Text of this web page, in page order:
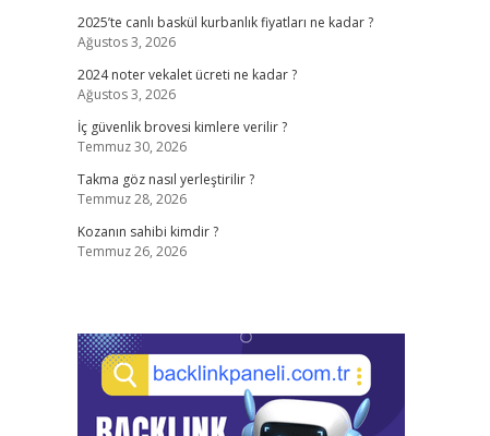
2025’te canlı baskül kurbanlık fiyatları ne kadar ?
Ağustos 3, 2026
2024 noter vekalet ücreti ne kadar ?
Ağustos 3, 2026
İç güvenlik brovesi kimlere verilir ?
Temmuz 30, 2026
Takma göz nasıl yerleştirilir ?
Temmuz 28, 2026
Kozanın sahibi kimdir ?
Temmuz 26, 2026